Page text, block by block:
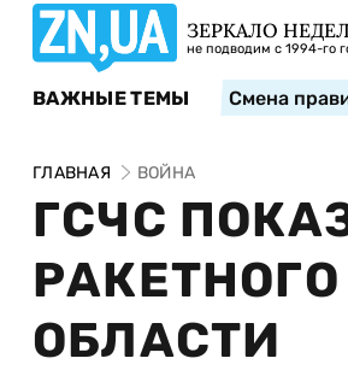
ЗЕРКАЛО
не подводим с 1994-го
ВАЖНЫЕ ТЕМЫ Смена
ГЛАВНАЯ ВОЙНА
ГСЧС
ОБЛАСТИ